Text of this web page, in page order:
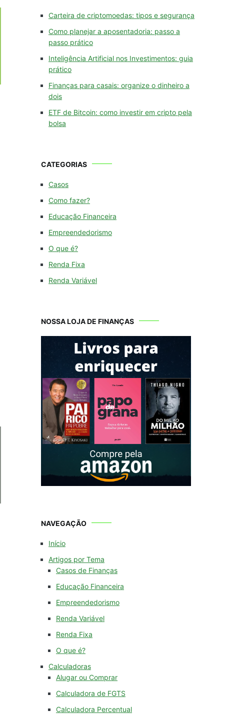
Carteira de criptomoedas: tipos e segurança
Como planejar a aposentadoria: passo a
passo prático
Inteligência Artificial nos Investimentos: guia
prático
Finanças para casais: organize o dinheiro a
dois
ETF de Bitcoin: como investir em cripto pela
bolsa
CATEGORIAS
Casos
Como fazer?
Educação Financeira
Empreendedorismo
O que é?
Renda Fixa
Renda Variável
NOSSA LOJA DE FINANÇAS
NAVEGAÇÃO
Início
Artigos por Tema
Casos de Finanças
Educação Financeira
Empreendedorismo
Renda Variável
Renda Fixa
O que é?
Calculadoras
Alugar ou Comprar
Calculadora de FGTS
Calculadora Percentual